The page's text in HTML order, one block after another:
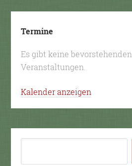
Termine
Es gibt keine bevorstehenden
Veranstaltungen.
Kalender anzeigen